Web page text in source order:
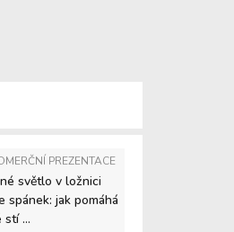
PREZENTACE
světlo v ložnici
spánek: jak pomáhá
stí ...